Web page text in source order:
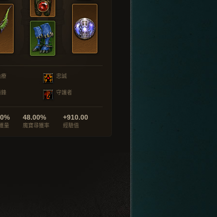
療 忠誠
鋒 守護者
量
48.00%
魔寶尋獲率
+910.00
經驗值